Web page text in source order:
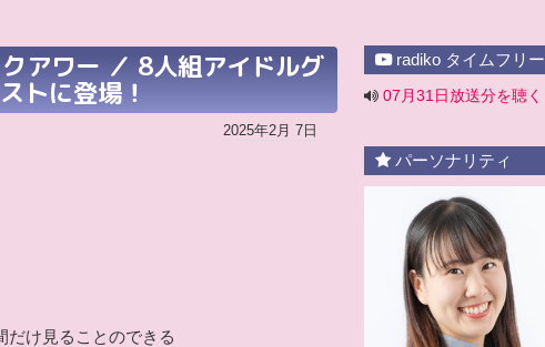
アワー ／ 8人組アイドルグ
トに登場！
2025年2月 7日
だけ見ることのできる
radiko タイムフリー
07月31日放送分を聴く
パーソナリティ